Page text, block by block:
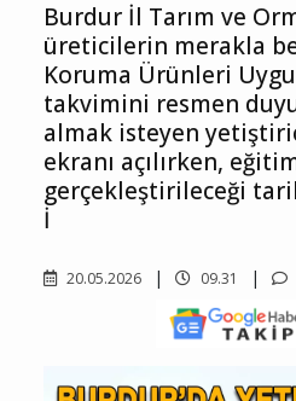
Burdur İl Tarım ve
üreticilerin merakla
Koruma Ürünleri
takvimini resmen
almak isteyen
ekranı açılırken,
gerçekleştirileceği
İ
20.05.2026 09.31